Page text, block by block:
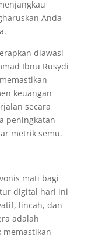
Anda
diawasi
Ibnu Rusydi
keuangan
secara
peningkatan
metrik semu.
mati bagi
digital hari ini
lincah, dan
adalah
memastikan